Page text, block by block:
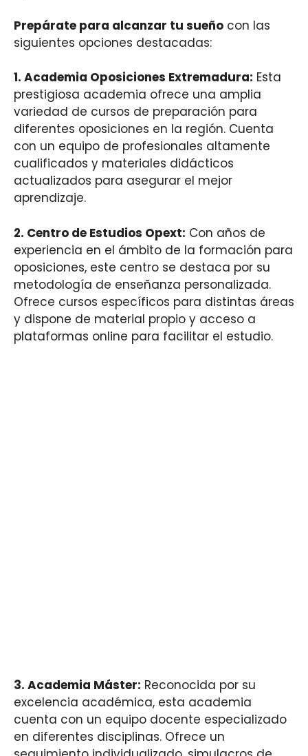
Prepárate para alcanzar tu sueño con las
siguientes opciones destacadas:
1. Academia Oposiciones Extremadura: Esta
prestigiosa academia ofrece una amplia
variedad de cursos de preparación para
diferentes oposiciones en la región. Cuenta
con un equipo de profesionales altamente
cualificados y materiales didácticos
actualizados para asegurar el mejor
aprendizaje.
2. Centro de Estudios Opext: Con años de
experiencia en el ámbito de la formación para
oposiciones, este centro se destaca por su
metodología de enseñanza personalizada.
Ofrece cursos específicos para distintas áreas
y dispone de material propio y acceso a
plataformas online para facilitar el estudio.
3. Academia Máster: Reconocida por su
excelencia académica, esta academia
cuenta con un equipo docente especializado
en diferentes disciplinas. Ofrece un